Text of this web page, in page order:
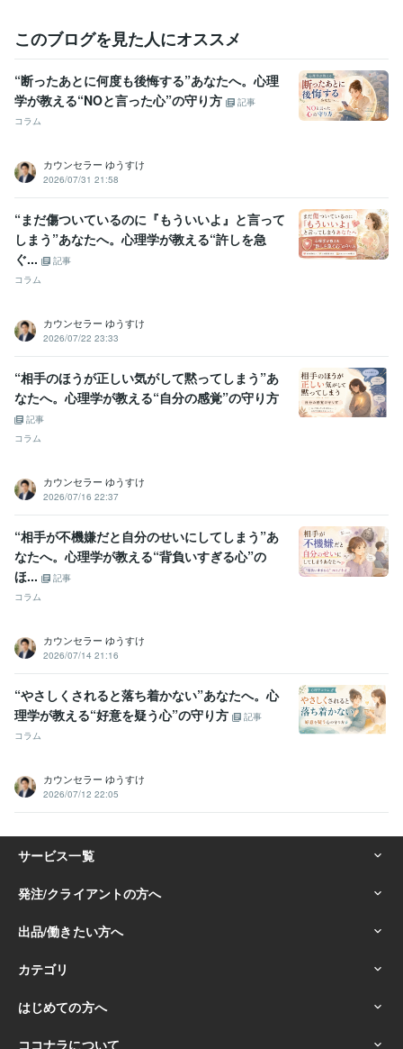
資格・検定
臨床心理士 取得年 : 2008年
得意分野
悩み相談・カウンセリング
このブログを見た人にオススメ
“断ったあとに何度も後悔する”あなたへ。心理
学が教える“NOと言った心”の守り方
記事
コラム
カウンセラー ゆうすけ
2026/07/31 21:58
“まだ傷ついているのに『もういいよ』と言って
しまう”あなたへ。心理学が教える“許しを急
ぐ...
記事
コラム
カウンセラー ゆうすけ
2026/07/22 23:33
“相手のほうが正しい気がして黙ってしまう”あ
なたへ。心理学が教える“自分の感覚”の守り方
記事
コラム
カウンセラー ゆうすけ
2026/07/16 22:37
“相手が不機嫌だと自分のせいにしてしまう”あ
なたへ。心理学が教える“背負いすぎる心”の
ほ...
記事
コラム
カウンセラー ゆうすけ
2026/07/14 21:16
“やさしくされると落ち着かない”あなたへ。心
理学が教える“好意を疑う心”の守り方
記事
コラム
カウンセラー ゆうすけ
2026/07/12 22:05